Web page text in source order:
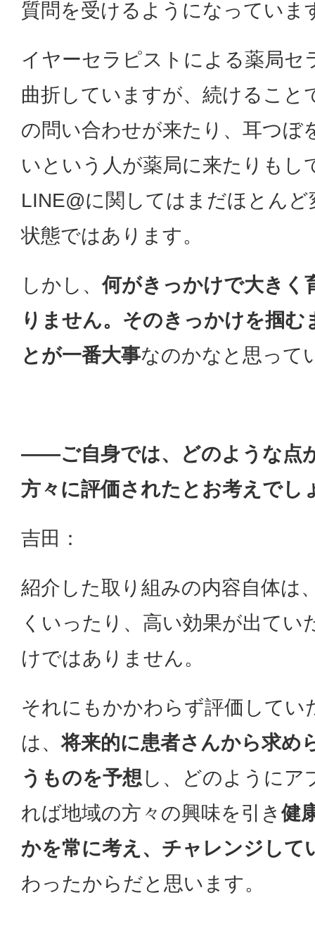
質問を受けるようになっていま
イヤーセラピストによる薬局セ
曲折していますが、続けること
の問い合わせが来たり、耳つぼ
いという人が薬局に来たりもし
LINE@に関してはまだほとん
状態ではあります。
しかし、何がきっかけで大きく
りません。そのきっかけを掴む
とが一番大事なのかなと思って
——ご自身では、どのような点
方々に評価されたとお考えでし
吉田：
紹介した取り組みの内容自体は
くいったり、高い効果が出てい
けではありません。
それにもかかわらず評価してい
は、将来的に患者さんから求め
うものを予想 し、どのようにア
れば地域の方々の興味を引き健
かを常に考え、チャレンジして
わったからだと思います。